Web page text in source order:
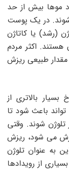
موها بیش از حد
در یک پوست
فاز آناژن (رشد) یا کاتاژن
تلوژن هستند. اکثر مردم
(این مقدار طبیعی ریزش
بسیار بالاتری از
باعث شود تا
تلوژن شوند. وقتی
می شود، ریزش
به عنوان تلوژن
از رویدادها